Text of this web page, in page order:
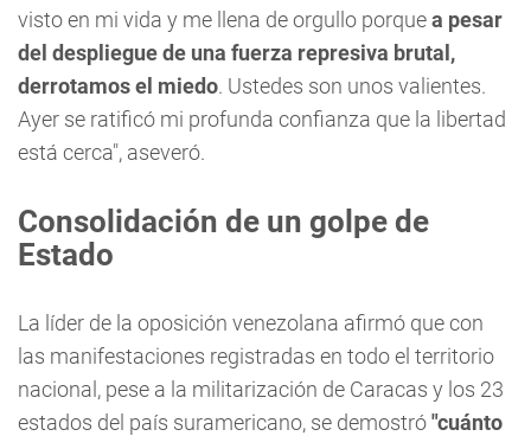
visto en mi vida y me llena de orgullo porquea pesar
del despliegue de una fuerza represiva brutal,
derrotamos el miedo. Ustedes son unos valientes.
Ayer se ratificó mi profunda confianza que la libertad
está cerca", aseveró.
Consolidación de un golpe de
Estado
La líder de la oposición venezolana afirmó que con
las manifestaciones registradas en todo el territorio
nacional, pese a la militarización de Caracas y los 23
estados del país suramericano, se demostró"cuánto